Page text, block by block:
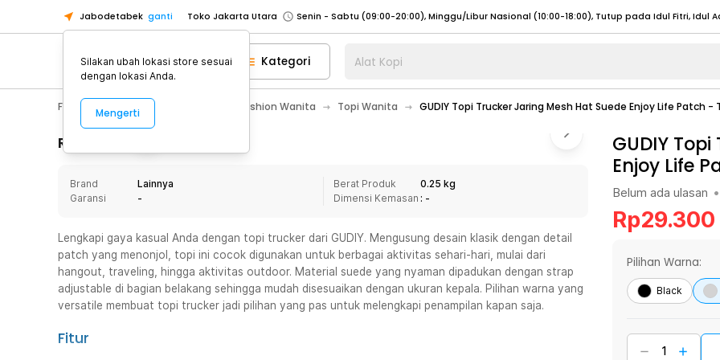
Jabodetabek ganti Toko Jakarta Utara
Toko Tangerang
Toko Cikupa
Pick n Go Jakarta Barat
Senin - Jumat (07:00 - 20:00), Sabtu - Minggu (08:00 - 20:00), Tutup pada Idul Fitri
Pick n Go Bekasi
Senin - Jumat (08:00 - 20:00), Sabtu - Minggu/ Libur Nasional (08:00 - 17:00) Selengkapnya
Senin - Jumat (08:00 - 20:00), Sabtu - Minggu/ Libur Nasional (08:00 - 17:00) Selengkapnya
Senin - Sabtu (09:00-20:00), Minggu/Libur Nasional (12:00-20:00), Tutup pada Idul Fitri
Senin - Sabtu (09:00-20:00), Minggu/Libur Nasional (12:00-20:00), Tutup pada Idul Fitri
Toko Tangerang
Toko Cikupa
Pick n Go Jakarta Barat
Senin - Jumat (07:00 - 20:00), Sabtu - Minggu (08:00 - 20:00), Tutup pada Idul Fitri
Pick n Go Bekasi
Senin - Jumat (08:00 - 20:00), Sabtu - Minggu/ Libur Nasional (08:00 - 17:00)
Selengkapnya
Kategori Alat Kopi
Fashion, Make Up & Beauty Care Fashion Wanita Topi Wanita GUDIY Topi Trucker Jaring Mesh Hat Suede Enjoy Life Patch -
Rincian Produk
Brand
Lainnya
Garansi
-
Berat Produk
0.25 kg
Dimensi Kemasan : -
Lengkapi gaya kasual Anda dengan topi trucker dari GUDIY. Mengusung desain klasik dengan detail
patch yang menonjol, topi ini cocok digunakan untuk berbagai aktivitas sehari-hari, mulai dari
hangout, traveling, hingga aktivitas outdoor. Material suede yang nyaman dipadukan dengan strap
adjustable di bagian belakang sehingga mudah disesuaikan dengan ukuran kepala. Pilihan warna yang
versatile membuat topi trucker jadi pilihan yang pas untuk melengkapi penampilan kapan saja.
Fitur
GUDIY
Enjoy Life
Belum ada ulasan •
Rp29.300
Pilihan Warna:
Black
Silakan ubah lokasi store sesuai
dengan lokasi Anda.
Mengerti